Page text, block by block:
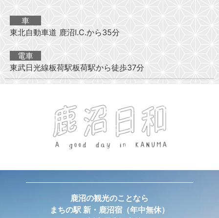
車
東北自動車道 鹿沼I.C.から35分
電車
東武日光線板荷駅板荷駅から徒歩37分
鹿沼の観光のことなら
まちの駅 新・鹿沼宿 （年中無休）